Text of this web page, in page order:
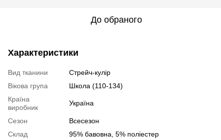
До обраного
Характеристики
Вид тканини
Стрейч-кулір
Вікова група
Школа (110-134)
Країна
виробник
Україна
Сезон
Всесезон
Склад
95% бавовна, 5% поліестер